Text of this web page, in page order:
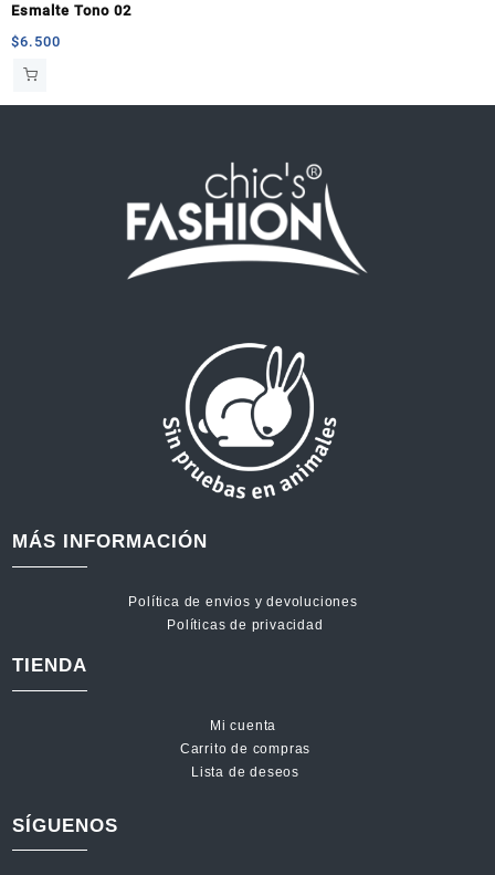
Esmalte Tono 02
$6.500
MÁS INFORMACIÓN
Política de envios y devoluciones
Políticas de privacidad
TIENDA
Mi cuenta
Carrito de compras
Lista de deseos
SÍGUENOS